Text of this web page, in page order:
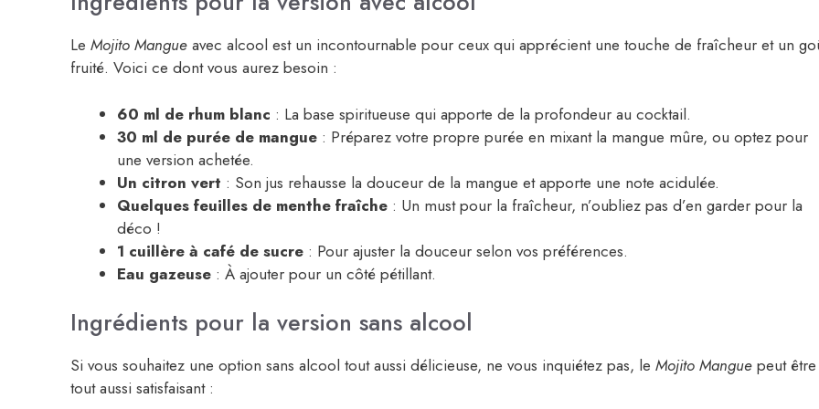
Le Mojito Mangue avec alcool est un incontournable pour ceux qui apprécient une touche de fraîcheur et un
fruité. Voici ce dont vous aurez besoin :
60 ml de rhum blanc : La base spiritueuse qui apporte de la profondeur au cocktail.
30 ml de purée de mangue : Préparez votre propre purée en mixant la mangue mûre, ou optez pour
une version achetée.
Un citron vert : Son jus rehausse la douceur de la mangue et apporte une note acidulée.
Quelques feuilles de menthe fraîche : Un must pour la fraîcheur, n’oubliez pas d’en garder pour la
déco !
1 cuillère à café de sucre : Pour ajuster la douceur selon vos préférences.
Eau gazeuse : À ajouter pour un côté pétillant.
Ingrédients pour la version sans alcool
Si vous souhaitez une option sans alcool tout aussi délicieuse, ne vous inquiétez pas, le Mojito Mangue peut être
tout aussi satisfaisant :